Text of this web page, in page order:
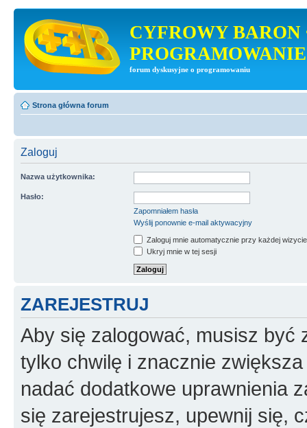
CYFROWY BARON
PROGRAMOWANIE
forum dyskusyjne o programowaniu
Strona główna forum
Zaloguj
Nazwa użytkownika:
Hasło:
Zapomniałem hasła
Wyślij ponownie e-mail aktywacyjny
Zaloguj mnie automatycznie przy każdej wizycie
Ukryj mnie w tej sesji
ZAREJESTRUJ
Aby się zalogować, musisz być
tylko chwilę i znacznie
nadać dodatkowe uprawnienia
się zarejestrujesz, upewnij się,